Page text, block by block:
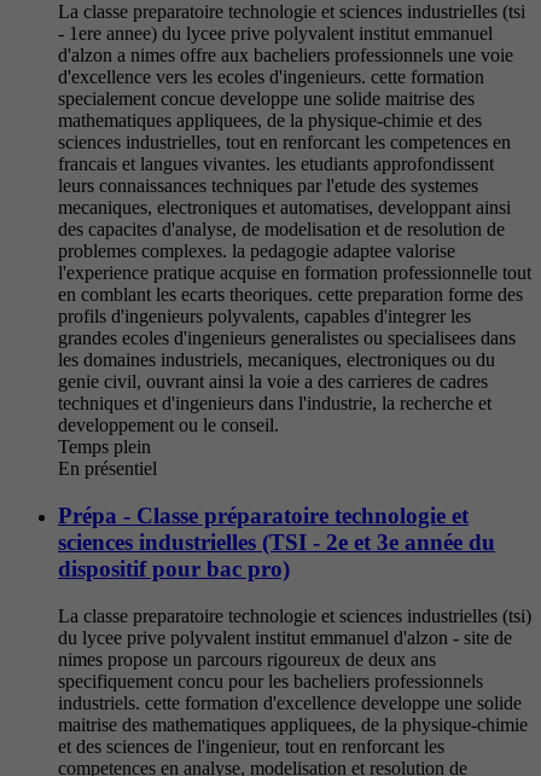
La classe preparatoire technologie et sciences industrielles (tsi
- 1ere annee) du lycee prive polyvalent institut emmanuel
d'alzon a nimes offre aux bacheliers professionnels une voie
d'excellence vers les ecoles d'ingenieurs. cette formation
specialement concue developpe une solide maitrise des
mathematiques appliquees, de la physique-chimie et des
sciences industrielles, tout en renforcant les competences en
francais et langues vivantes. les etudiants approfondissent
leurs connaissances techniques par l'etude des systemes
mecaniques, electroniques et automatises, developpant ainsi
des capacites d'analyse, de modelisation et de resolution de
problemes complexes. la pedagogie adaptee valorise
l'experience pratique acquise en formation professionnelle tout
en comblant les ecarts theoriques. cette preparation forme des
profils d'ingenieurs polyvalents, capables d'integrer les
grandes ecoles d'ingenieurs generalistes ou specialisees dans
les domaines industriels, mecaniques, electroniques ou du
genie civil, ouvrant ainsi la voie a des carrieres de cadres
techniques et d'ingenieurs dans l'industrie, la recherche et
developpement ou le conseil.
Temps plein
En présentiel
Prépa - Classe préparatoire technologie et
sciences industrielles (TSI - 2e et 3e année du
dispositif pour bac pro)
La classe preparatoire technologie et sciences industrielles (tsi)
du lycee prive polyvalent institut emmanuel d'alzon - site de
nimes propose un parcours rigoureux de deux ans
specifiquement concu pour les bacheliers professionnels
industriels. cette formation d'excellence developpe une solide
maitrise des mathematiques appliquees, de la physique-chimie
et des sciences de l'ingenieur, tout en renforcant les
competences en analyse, modelisation et resolution de